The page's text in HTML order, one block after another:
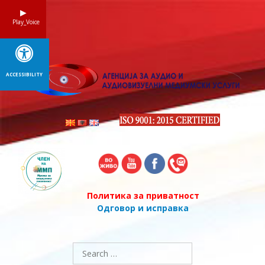
Политика за приватност
Одговор и исправка
Search
for:
Play_Voice
ACCESSIBILITY